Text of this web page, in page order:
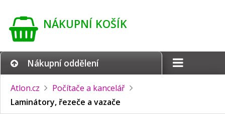
NÁKUPNÍ KOŠÍK
Nákupní oddělení
Atlon.cz
Počítače a kancelář
Laminátory, řezeče a vazače